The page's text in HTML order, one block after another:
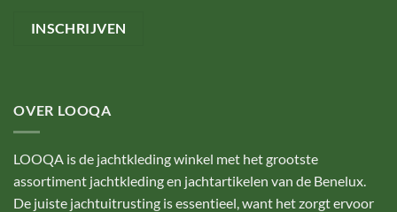
OVER LOOQA
LOOQA is de jachtkleding winkel met het grootste
assortiment jachtkleding en jachtartikelen van de Benelux.
De juiste jachtuitrusting is essentieel, want het zorgt ervoor